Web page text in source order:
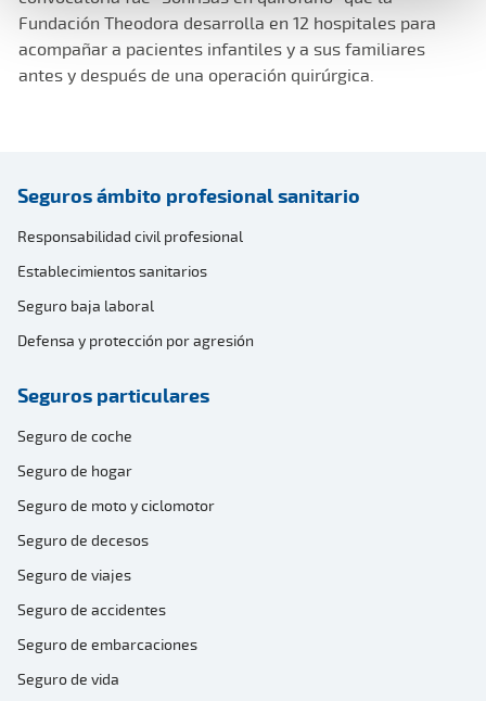
Fundación Theodora desarrolla en 12 hospitales para
acompañar a pacientes infantiles y a sus familiares
antes y después de una operación quirúrgica.
Seguros ámbito profesional sanitario
Responsabilidad civil profesional
Establecimientos sanitarios
Seguro baja laboral
Defensa y protección por agresión
Seguros particulares
Seguro de coche
Seguro de hogar
Seguro de moto y ciclomotor
Seguro de decesos
Seguro de viajes
Seguro de accidentes
Seguro de embarcaciones
Seguro de vida